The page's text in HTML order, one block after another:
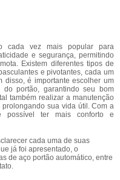
cada vez mais popular para
e segurança, permitindo
Existem diferentes tipos de
e pivotantes, cada um
disso, é importante escolher um
portão, garantindo seu bom
também realizar a manutenção
sua vida útil. Com a
possível ter mais conforto e
cada uma de suas
já foi apresentado, o
de aço portão automático, entre